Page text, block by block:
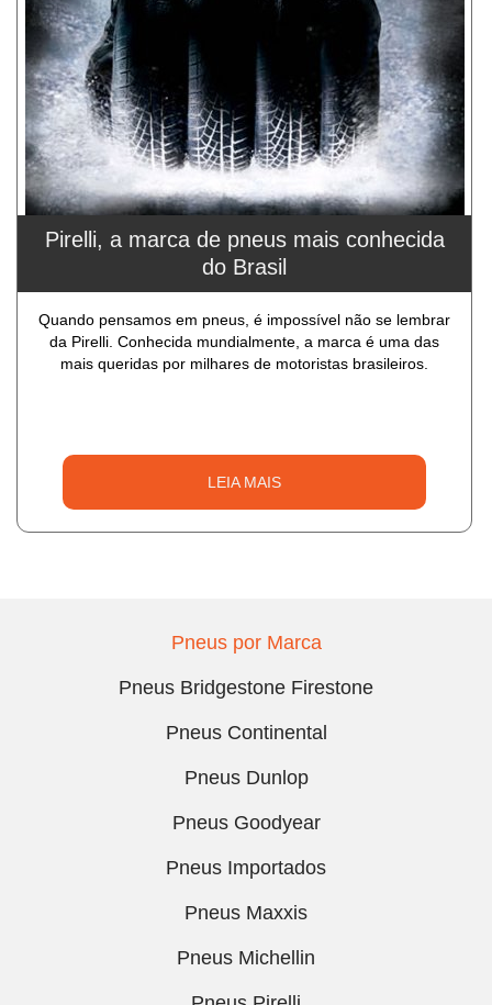
Pirelli, a marca de pneus mais conhecida
do Brasil
Quando pensamos em pneus, é impossível não se lembrar
da Pirelli. Conhecida mundialmente, a marca é uma das
mais queridas por milhares de motoristas brasileiros.
LEIA MAIS
Pneus por Marca
Pneus Bridgestone Firestone
Pneus Continental
Pneus Dunlop
Pneus Goodyear
Pneus Importados
Pneus Maxxis
Pneus Michellin